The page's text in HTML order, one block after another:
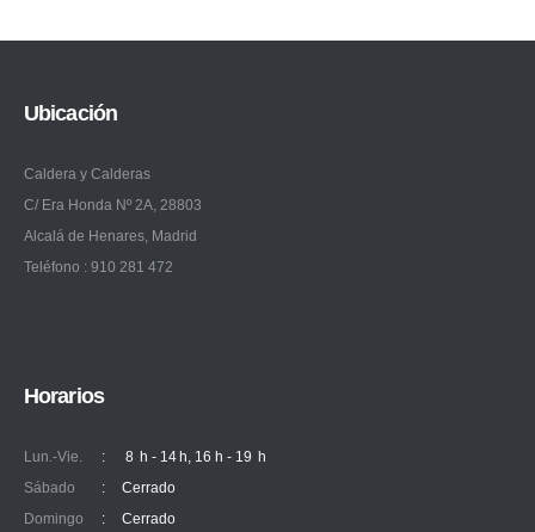
Ubicación
Caldera y Calderas
C/ Era Honda Nº 2A, 28803
Alcalá de Henares, Madrid
Teléfono : 910 281 472
Horarios
Lun.-Vie. :
8 h - 14 h, 16 h - 19 h
Sábado
:
Cerrado
Domingo
: Cerrado